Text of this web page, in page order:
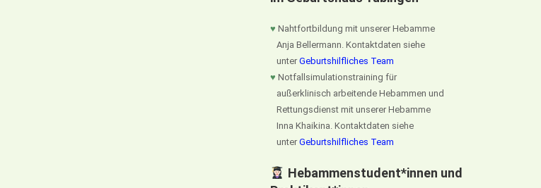
♥ Nahtfortbildung mit unserer Hebamme
Anja Bellermann. Kontaktdaten siehe
unter Geburtshilfliches Team
♥ Notfallsimulationstraining für
außerklinisch arbeitende Hebammen und
Rettungsdienst mit unserer Hebamme
Inna Khaikina. Kontaktdaten siehe
unter Geburtshilfliches Team
Hebammenstudent*innen und